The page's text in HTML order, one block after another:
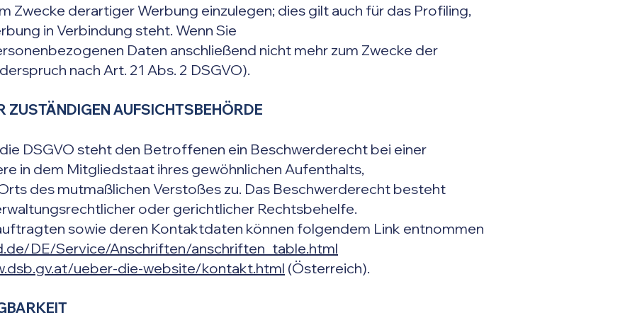
Zwecke derartiger Werbung einzulegen; dies gilt auch für das Profiling,
in Verbindung steht. Wenn Sie
Daten anschließend nicht mehr zum Zwecke der
nach Art. 21 Abs. 2 DSGVO).
ZUSTÄNDIGEN AUFSICHTSBEHÖRDE
DSGVO steht den Betroffenen ein Beschwerderecht bei einer
in dem Mitgliedstaat ihres gewöhnlichen Aufenthalts,
des mutmaßlichen Verstoßes zu. Das Beschwerderecht besteht
oder gerichtlicher Rechtsbehelfe.
sowie deren Kontaktdaten können folgendem Link entnommen
DE/Service/Anschriften/anschriften_table.html
ueber-die-website/kontakt.html (Österreich).